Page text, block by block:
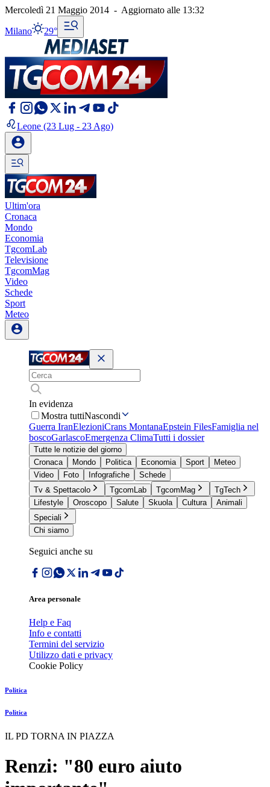
Mercoledì 21 Maggio 2014 - Aggiornato alle 13:32
Milano 29°
Leone (23 Lug - 23 Ago)
Ultim'ora
Cronaca
Mondo
Economia
TgcomLab
Televisione
TgcomMag
Video
Schede
Sport
Meteo
In evidenza
Mostra tuttiNascondi
Guerra IranElezioniCrans MontanaEpstein FilesFamiglia nel
boscoGarlascoEmergenza ClimaTutti i dossier
Tutte le notizie del giorno
Cronaca
Mondo Politica Economia Sport
Meteo
Video
Foto Infografiche
Schede
Tv & Spettacolo
TgcomLab TgcomMag
TgTech
Lifestyle
Oroscopo Salute Skuola Cultura
Animali
Speciali
Chi siamo
Seguici anche su
Area personale
Help e Faq
Info e contatti
Termini del servizio
Utilizzo dati e privacy
Cookie Policy
Politica
Politica
IL PD TORNA IN PIAZZA
Renzi: "80 euro aiuto